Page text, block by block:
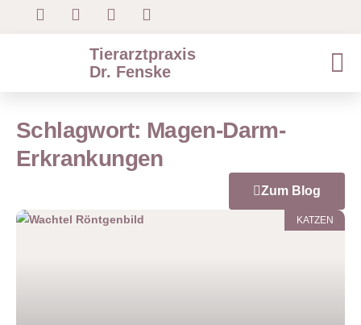
Tierarztpraxis
Dr. Fenske
Schlagwort: Magen-Darm-
Erkrankungen
Zum Blog
KATZEN